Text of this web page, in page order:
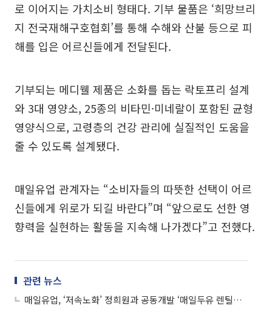
로 이어지는 가치소비 형태다. 기부 물품은 ‘희망브리
지 전국재해구호협회’를 통해 수해와 산불 등으로 피
해를 입은 어르신들에게 전달된다.
기부되는 메디웰 제품은 소화를 돕는 락토프리 설계
와 3대 영양소, 25종의 비타민·미네랄이 포함된 균형
영양식으로, 고령층의 건강 관리에 실질적인 도움을
줄 수 있도록 설계됐다.
매일유업 관계자는 “소비자들의 따뜻한 선택이 어르
신들에게 위로가 되길 바란다”며 “앞으로도 선한 영
향력을 실현하는 활동을 지속해 나가겠다”고 전했다.
관련 뉴스
매일유업, ‘저속노화’ 정희원과 공동개발 ‘매일두유 렌틸콩’ 초도물량 완판